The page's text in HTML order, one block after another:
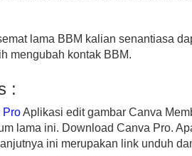
lama BBM kalian senantiasa
mengubah kontak BBM.
:
ProAplikasi edit gambar Canva
lama ini. Download Canva Pro.
ini merupakan link unduh